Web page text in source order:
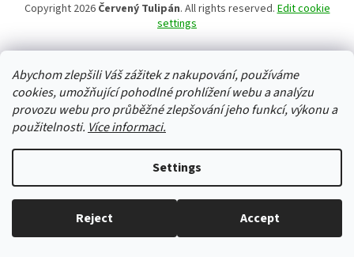
Abychom zlepšili Váš zážitek z nakupování, používáme
cookies, umožňující pohodlné prohlížení webu a analýzu
provozu webu pro průběžné zlepšování jeho funkcí, výkonu a
použitelnosti. Více informaci.
Settings
Reject Accept
Everything in stock, we ship every working day.
Copyright 2026 Červený Tulipán. All rights reserved.Edit cookie
settings